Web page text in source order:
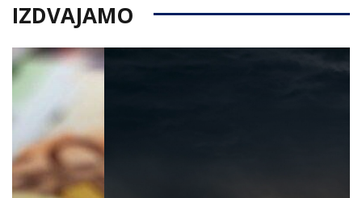
IZDVAJAMO